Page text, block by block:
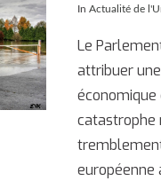
InActualité de
Le
attribuer
économique
catastrophe